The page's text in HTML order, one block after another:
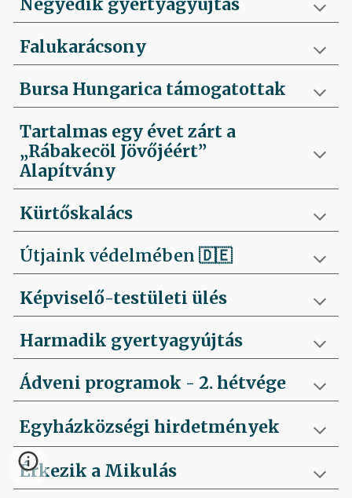
Negyedik gyertyagyújtás
Falukarácsony
Bursa Hungarica támogatottak
Tartalmas egy évet zárt a
„Rábakecöl Jövőjéért”
Alapítvány
Kürtőskalács
Útjaink védelmében🇩🇪
Képviselő-testületi ülés
Harmadik gyertyagyújtás
Ádveni programok - 2. hétvége
Egyházközségi hirdetmények
Érkezik a Mikulás